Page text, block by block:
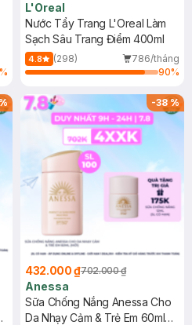
%
L'Oreal
Nước Tẩy Trang L'Oreal Làm
Sạch Sâu Trang Điểm 400ml
4.8 (298)
786/tháng
90%
-38%
432.000 ₫702.000 ₫
Anessa
Sữa Chống Nắng Anessa Cho
Da Nhạy Cảm & Trẻ Em 60ml